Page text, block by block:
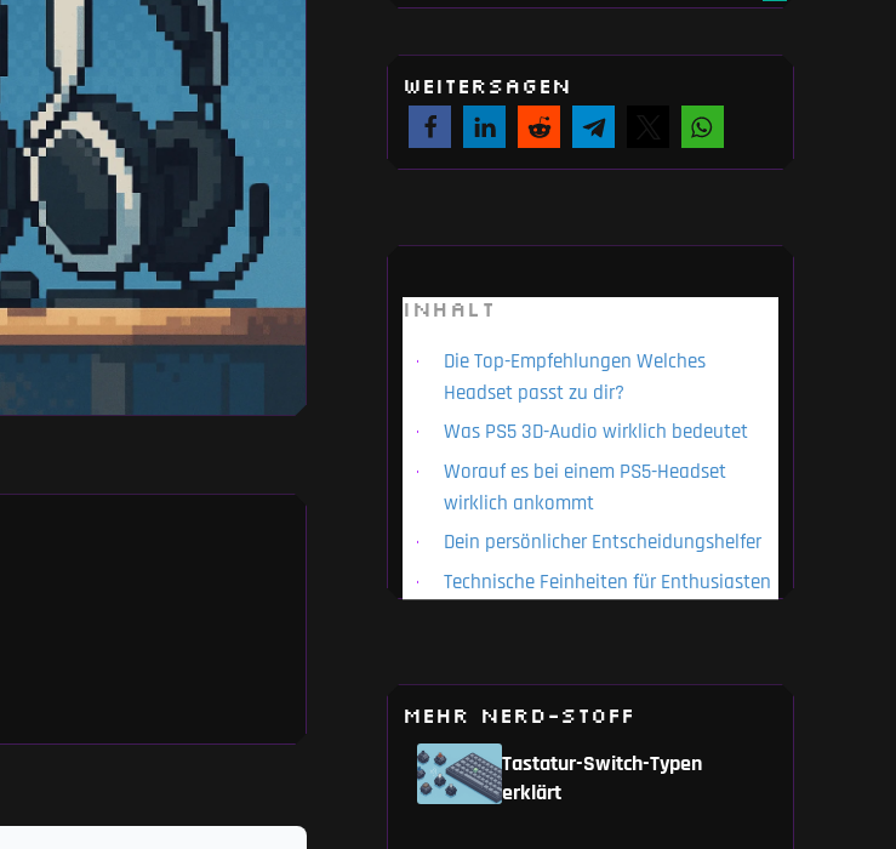
WEITERSAGEN
INHALT
Die Top-Empfehlungen Welches
Headset passt zu dir?
Was PS5 3D-Audio wirklich bedeutet
Worauf es bei einem PS5-Headset
wirklich ankommt
Dein persönlicher Entscheidungshelfer
Technische Feinheiten für Enthusiasten
MEHR NERD-STOFF
Tastatur-Switch-Typen
erklärt